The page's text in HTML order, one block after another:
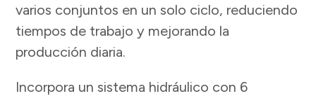
varios conjuntos en un solo ciclo, reduciendo
tiempos de trabajo y mejorando la
producción diaria.
Incorpora un sistema hidráulico con 6